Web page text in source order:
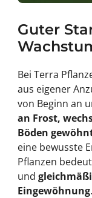
Guter
Bei Terra
aus eigener
von Beginn an
an Frost,
Böden
eine bewusste
Pflanzen
und
Eingewöhnung.